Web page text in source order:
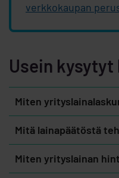
verkkokaupan
Usein
Miten
Mitä lainapäätöstä
Miten yrityslainan